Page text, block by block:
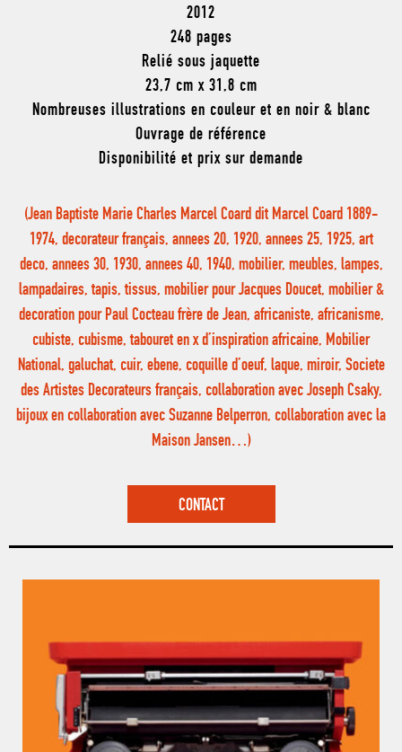
2012
248 pages
Relié sous jaquette
23,7 cm x 31,8 cm
Nombreuses illustrations en couleur et en noir & blanc
Ouvrage de référence
Disponibilité et prix sur demande
(Jean Baptiste Marie Charles Marcel Coard dit Marcel Coard 1889-
1974, decorateur français, annees 20, 1920, annees 25, 1925, art
deco, annees 30, 1930, annees 40, 1940, mobilier, meubles, lampes,
lampadaires, tapis, tissus, mobilier pour Jacques Doucet, mobilier &
decoration pour Paul Cocteau frère de Jean, africaniste, africanisme,
cubiste, cubisme, tabouret en x d’inspiration africaine, Mobilier
National, galuchat, cuir, ebene, coquille d’oeuf, laque, miroir, Societe
des Artistes Decorateurs français, collaboration avec Joseph Csaky,
bijoux en collaboration avec Suzanne Belperron, collaboration avec la
Maison Jansen…)
CONTACT